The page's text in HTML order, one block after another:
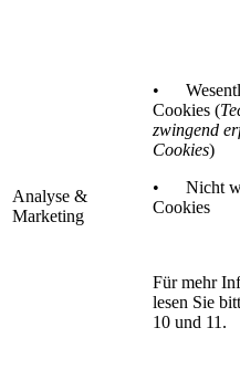
Analyse &
Marketing
•
Cookies (
zwingend
Cookies)
• Nicht
Cookies
Für mehr
lesen Sie
10 und 11.